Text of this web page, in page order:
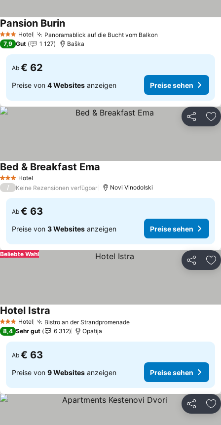
3 SterneHotel Panoramablick auf die Bucht vom Balkon
Pansion Burin
7,9 Gut 1 127 Baška
Ab € 62
Preise von 4 Websites anzeigen Preise sehen
Teilen
3 SterneHotel
Bed & Breakfast Ema
/ Keine Rezensionen verfügbar Novi Vinodolski
Ab € 63
Preise von 3 Websites anzeigen Preise sehen
Teilen
Beliebte Wahl
3 SterneHotel Bistro an der Strandpromenade
Hotel Istra
8,4 Sehr gut 6 312 Opatija
Ab € 63
Preise von 9 Websites anzeigen Preise sehen
Teilen